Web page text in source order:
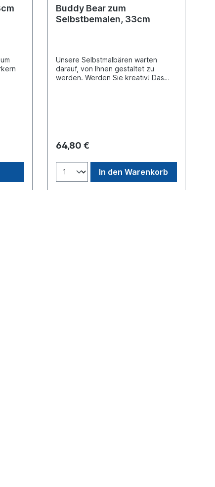
Buddy Bear zum
Selbstbemalen, 33cm
Unsere Selbstmalbären warten
darauf, von Ihnen gestaltet zu
werden. Werden Sie kreativ! Das
64,80 €
In den Warenkorb